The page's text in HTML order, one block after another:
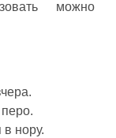
можно
нору.